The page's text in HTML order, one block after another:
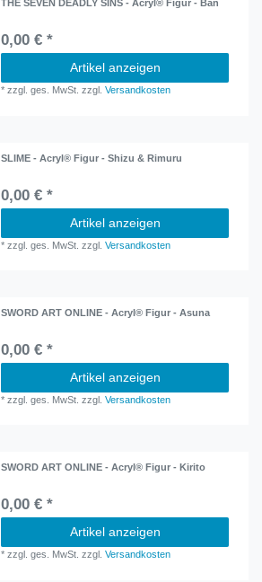
THE SEVEN DEADLY SINS - Acryl® Figur - Ban
0,00 € *
Artikel anzeigen
*zzgl. ges. MwSt. zzgl.Versandkosten
SLIME - Acryl® Figur - Shizu & Rimuru
0,00 € *
Artikel anzeigen
*zzgl. ges. MwSt. zzgl.Versandkosten
SWORD ART ONLINE - Acryl® Figur - Asuna
0,00 € *
Artikel anzeigen
*zzgl. ges. MwSt. zzgl.Versandkosten
SWORD ART ONLINE - Acryl® Figur - Kirito
0,00 € *
Artikel anzeigen
*zzgl. ges. MwSt. zzgl.Versandkosten